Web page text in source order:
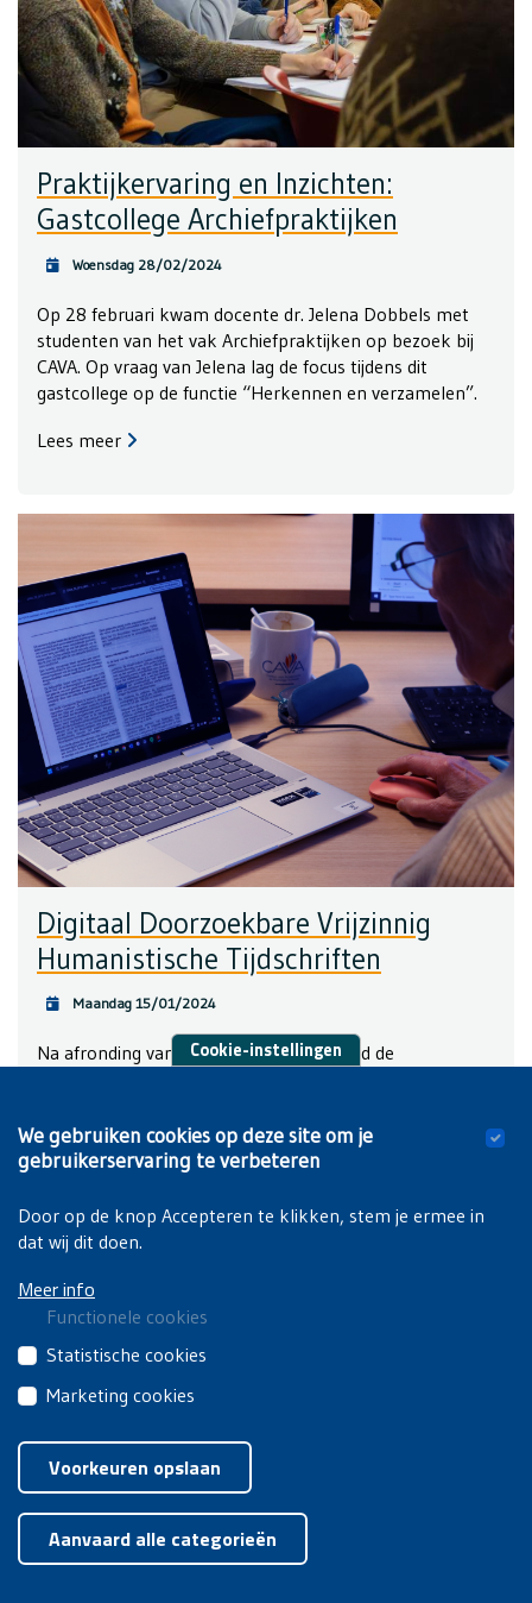
Praktijkervaring en Inzichten:
Gastcollege Archiefpraktijken
Woensdag 28/02/2024
Op 28 februari kwam docente dr. Jelena Dobbels met
studenten van het vak Archiefpraktijken op bezoek bij
CAVA. Op vraag van Jelena lag de focus tijdens dit
gastcollege op de functie “Herkennen en verzamelen”.
Lees meer
Digitaal Doorzoekbare Vrijzinnig
Humanistische Tijdschriften
Maandag 15/01/2024
Na afronding van een eerder project rond de
is nu ook het ICHICH-project gefinaliseerd.
Cookie-instellingen
We gebruiken cookies op deze site om je
gebruikerservaring te verbeteren
Door op de knop Accepteren te klikken, stem je ermee in
dat wij dit doen.
Meer info
Functionele cookies
Deze
zijn
de
website
goed
te
Statistische cookies
Deze
van
derden
brengen
jouw
gebruik
Marketing cookies
cookies
van
derden
worden
gebruikt
Voorkeuren opslaan
Aanvaard alle categorieën